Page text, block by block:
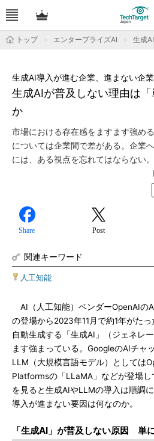
トップ エンタープライズAI 生成AI
生成AIが普及しない理由は
か
生成AI導入が進む企業、進まない企業
市場における存在感をますます強め
については企業間で差がある。企業
には、ある視点を忘れてはならない。
Share Post
関連キーワード
人工知能
AI（人工知能）ベンダーOpenAIの
の登場から2023年11月で約1年がた
自動生成する「生成AI」（ジェネレ
ます強まっている。GoogleのAIチャ
LLM（大規模言語モデル）としては
Platformsの「LLaMA」などが登場
を見ると生成AIやLLMの導入は順調
導入が進まない要因は何なのか。
「生成AI」が普及しない原因 単